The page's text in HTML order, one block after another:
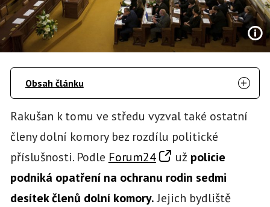
Obsah článku
Rakušan k tomu ve středu vyzval také ostatní
členy dolní komory bez rozdílu politické
příslušnosti. Podle Forum24 už policie
podniká opatření na ochranu rodin sedmi
desítek členů dolní komory.Jejich bydliště